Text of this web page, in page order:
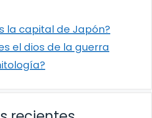
la capital de Japón?
el dios de la guerra